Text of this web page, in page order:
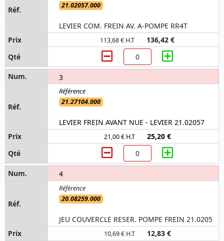
21.02057.000
LEVIER COM. FREIN AV. A-POMPE RR4T
113,68 € H.T 136,42 €
3
21.27104.000
LEVIER FREIN AVANT NUE - LEVIER 21.02057
21,00 € H.T 25,20 €
4
20.08259.000
JEU COUVERCLE RESER. POMPE FREIN 21.0205
10,69 € H.T 12,83 €